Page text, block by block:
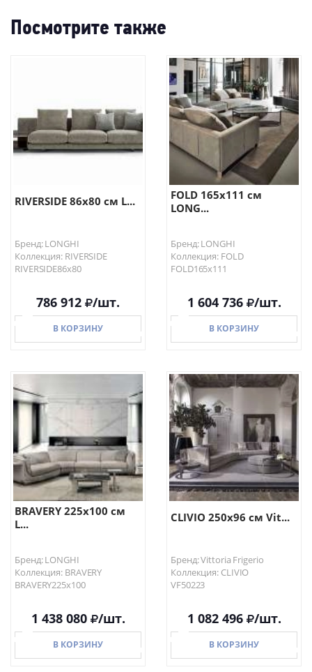
Посмотрите также
RIVERSIDE 86х80 см L...
Бренд: LONGHI
Коллекция: RIVERSIDE
RIVERSIDE86х80
786 912 /шт.
В КОРЗИНУ
В КОРЗИНУ
FOLD 165х111 см
LONG...
Бренд: LONGHI
Коллекция: FOLD
FOLD165х111
1 604 736 /шт.
В КОРЗИНУ
В КОРЗИНУ
BRAVERY 225х100 см
L...
Бренд: LONGHI
Коллекция: BRAVERY
BRAVERY225х100
1 438 080 /шт.
В КОРЗИНУ
CLIVIO 250х96 см Vit...
Бренд: Vittoria Frigerio
Коллекция: CLIVIO
VF50223
1 082 496 /шт.
В КОРЗИНУ